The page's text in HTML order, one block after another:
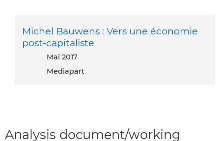
Michel Bauwens : Vers une économie
post-capitaliste
Mai 2017
Mediapart
Analysis document/working